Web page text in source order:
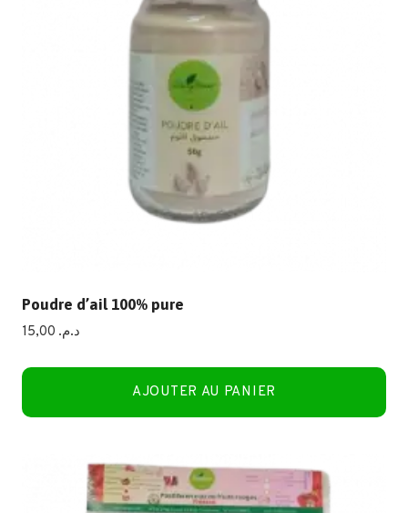
Poudre d’ail 100% pure
د.م.
AJOUTER AU PANIER